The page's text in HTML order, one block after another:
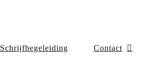
Schrijfbegeleiding Contact